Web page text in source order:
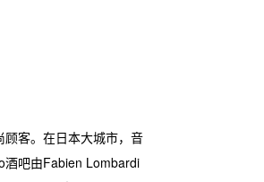
客。在日本大城市，音
酒吧由Fabien Lombardi